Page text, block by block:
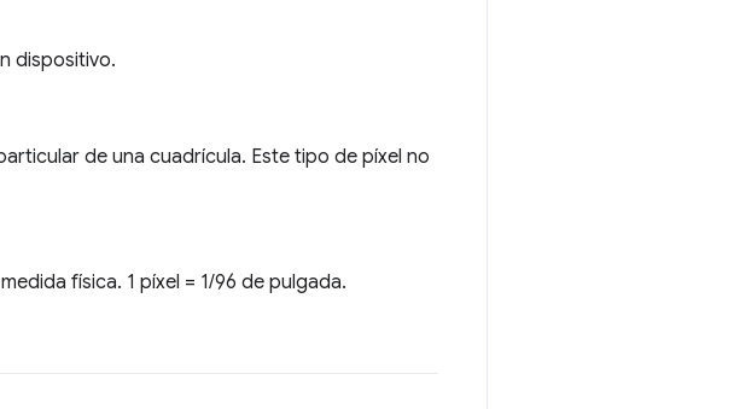
dispositivo.
de una cuadrícula. Este tipo de píxel no
física. 1 píxel = 1/96 de pulgada.